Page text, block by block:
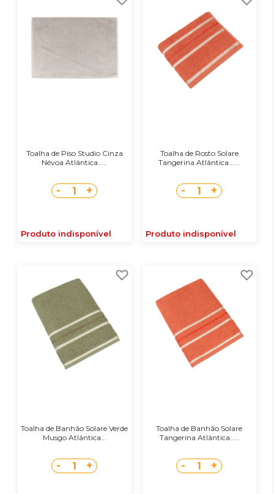
Toalha de Piso Studio Cinza
Névoa Atlântica.....
- 1 +
Produto indisponível
Toalha de Rosto Solare
Tangerina Atlântica......
- 1 +
Produto indisponível
Toalha de Banhão Solare Verde
Musgo Atlântica...
- 1 +
Toalha de Banhão Solare
Tangerina Atlântica.....
- 1 +